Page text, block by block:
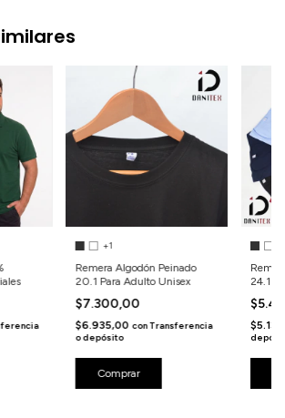
+1
Remera Algodón Peinado
20.1 Para Adulto Unisex
$7.300,00
$6.935,00 conTransferencia
o depósito
Comprar
24.1